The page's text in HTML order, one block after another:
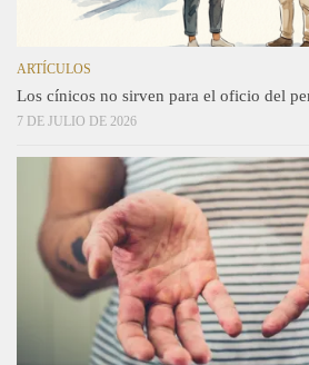
ARTÍCULOS
Los cínicos no sirven para el oficio del
7 DE JULIO DE 2026